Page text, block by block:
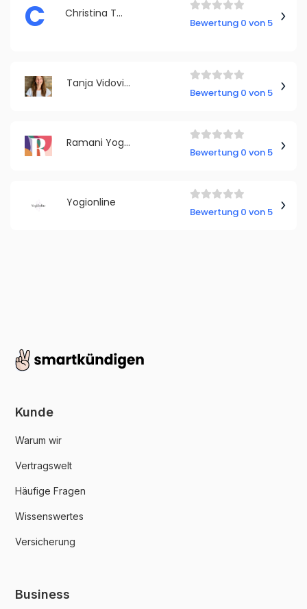
C Christina Tormo
Bewertung 0 von 5
Tanja Vidovic Yoga & Mentoring
Bewertung 0 von 5
Ramani Yoga & Coaching
Bewertung 0 von 5
Yogionline
Bewertung 0 von 5
Kunde
Warum wir
Vertragswelt
Häufige Fragen
Wissenswertes
Versicherung
Business